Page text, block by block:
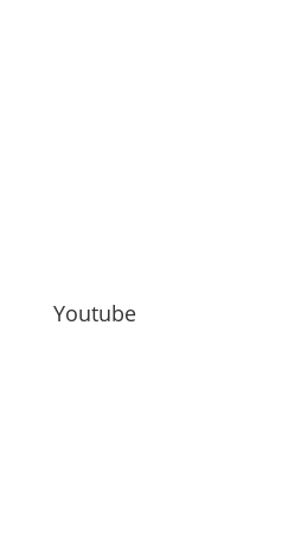
Youtube